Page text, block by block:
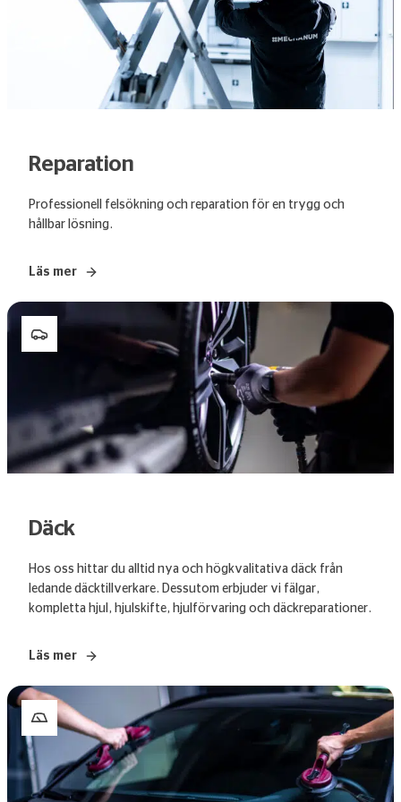
Reparation
Professionell felsökning och reparation för en trygg och
hållbar lösning.
Läs mer
Däck
Hos oss hittar du alltid nya och högkvalitativa däck från
ledande däcktillverkare. Dessutom erbjuder vi fälgar,
kompletta hjul, hjulskifte, hjulförvaring och däckreparationer.
Läs mer